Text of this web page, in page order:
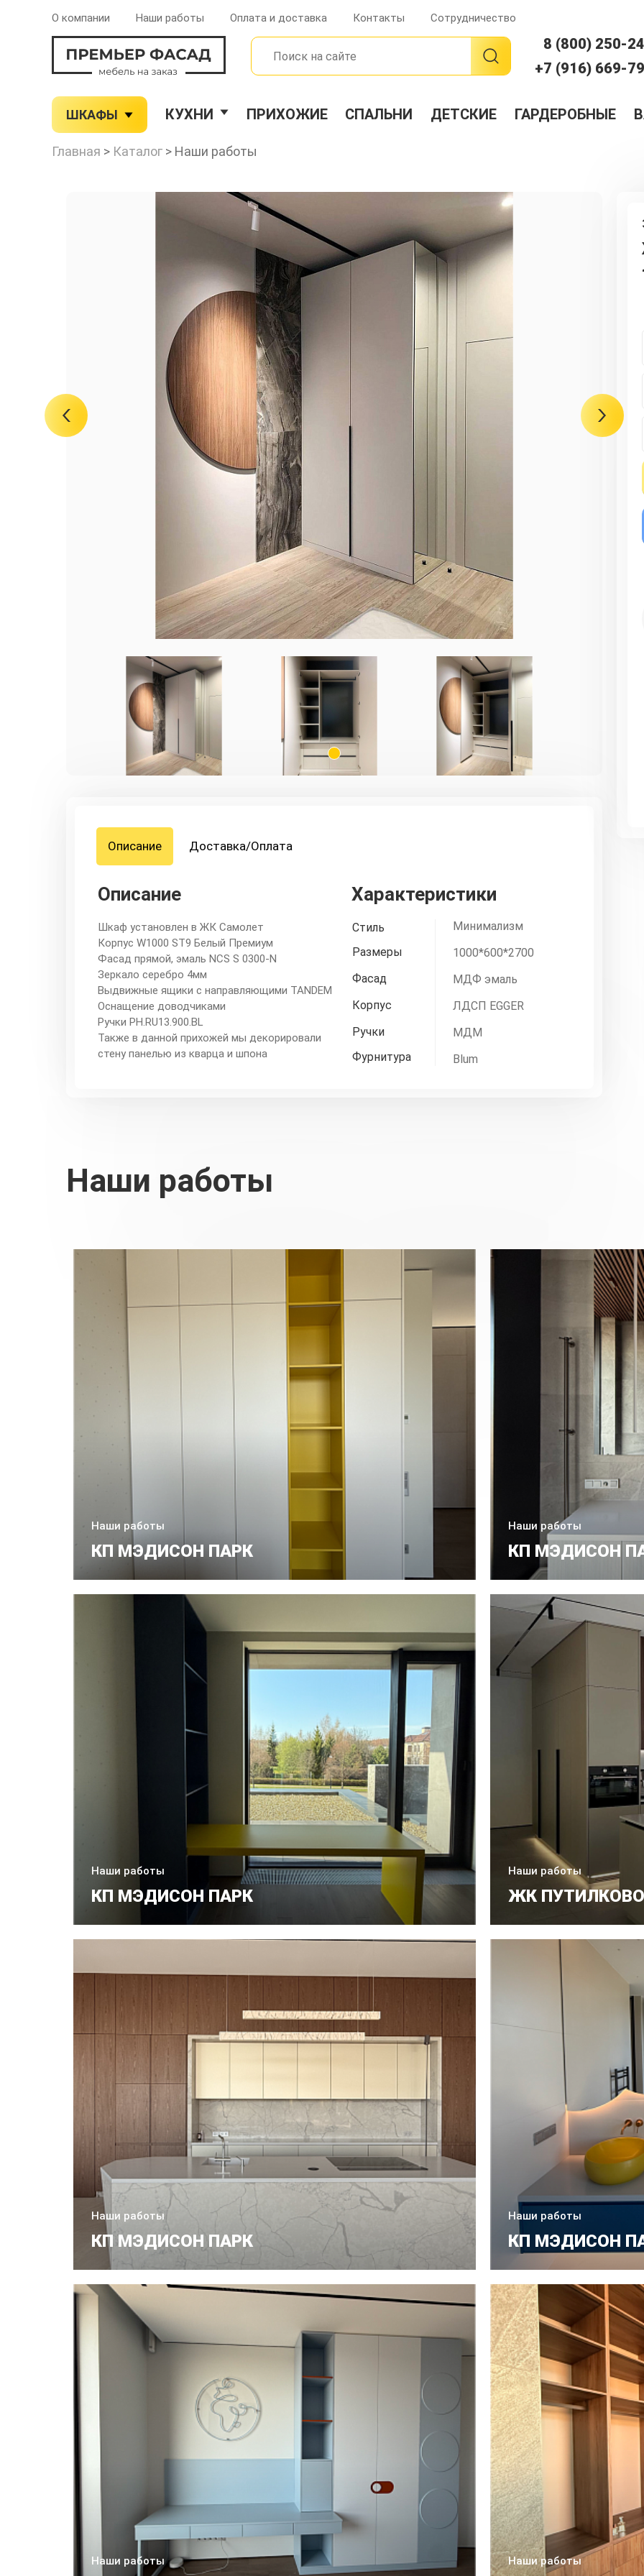
О компании Наши работы Оплата и доставка Контакты Сотрудничество
8 (800) 250-
+7 (916) 669-
ШКАФЫ КУХНИ ПРИХОЖИЕ СПАЛЬНИ ДЕТСКИЕ ГАРДЕРОБНЫЕ
Главная > Каталог > Наши работы
1
Описание Доставка/Оплата
Описание
Шкаф установлен в ЖК Самолет
Корпус W1000 ST9 Белый Премиум
Фасад прямой, эмаль NCS S 0300-N
Зеркало серебро 4мм
Выдвижные ящики с направляющими TANDEM
Оснащение доводчиками
Ручки PH.RU13.900.BL
Также в данной прихожей мы декорировали
стену панелью из кварца и шпона
Характеристики
Стиль
Минимализм
Размеры
1000*600*2700
Фасад
МДФ эмаль
Корпус
ЛДСП EGGER
Ручки
МДМ
Фурнитура
Blum
Наши работы
Наши работы
КП МЭДИСОН ПАРК
Наши работы
КП МЭДИСОН
Наши работы
КП МЭДИСОН ПАРК
Наши работы
ЖК ПУТИЛКОВО
Наши работы
КП МЭДИСОН ПАРК
Наши работы
КП МЭДИСОН
Наши работы Наши работы